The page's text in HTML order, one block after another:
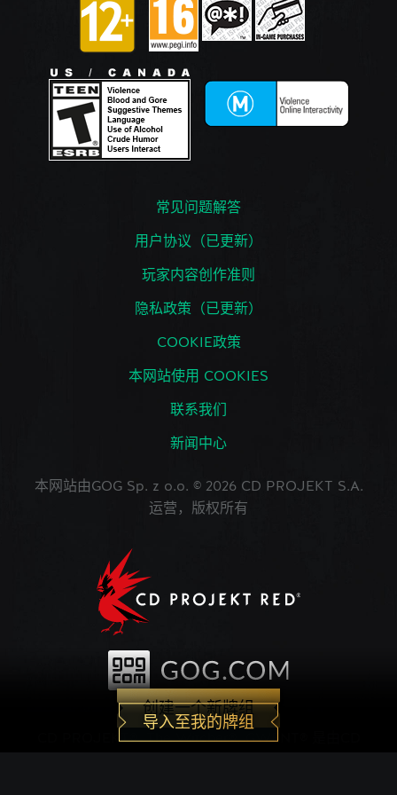
创建一个新牌组
导入至我的牌组
常见问题解答
用户协议（已更新）
玩家内容创作准则
隐私政策（已更新）
COOKIE政策
本网站使用 COOKIES
联系我们
新闻中心
本网站由GOG Sp. z o.o. © 2026 CD PROJEKT S.A.
运营，版权所有
CD PROJEKT®, The Witcher®, GWENT® 是由CD